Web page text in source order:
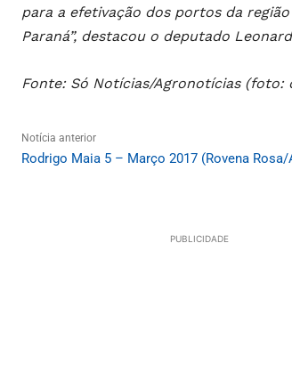
para a efetivação dos portos da
Paraná”, destacou o deputado
Fonte: Só Notícias/Agronotícias (foto:
Notícia anterior
Rodrigo Maia 5 – Março 2017 (Rovena
PUBLICIDADE